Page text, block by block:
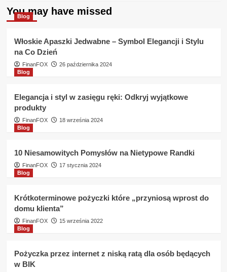
about
Czy
informacje
do
BIK
You may have missed
Blog
Włoskie Apaszki Jedwabne – Symbol Elegancji i Stylu
na Co Dzień
FinanFOX
26 października 2024
Blog
Elegancja i styl w zasięgu ręki: Odkryj wyjątkowe
produkty
FinanFOX
18 września 2024
Blog
10 Niesamowitych Pomysłów na Nietypowe Randki
FinanFOX
17 stycznia 2024
Blog
Krótkoterminowe pożyczki które „przyniosą wprost do
domu klienta”
FinanFOX
15 września 2022
Blog
Pożyczka przez internet z niską ratą dla osób będących
w BIK